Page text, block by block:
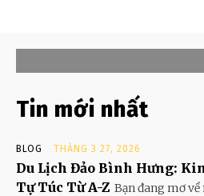
Tin mới nhất
BLOG THÁNG 3 27, 2026
Du Lịch Đảo Bình Hưng:
Tự Túc Từ A-Z Bạn đang mơ